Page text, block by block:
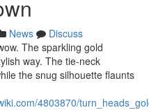
News
Discuss
The sparkling gold
way. The tie-neck
the snug silhouette flaunts
4803870/